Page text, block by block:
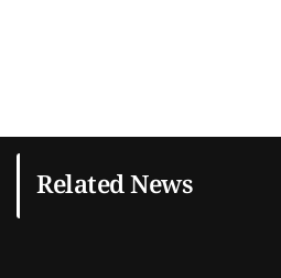
Related News